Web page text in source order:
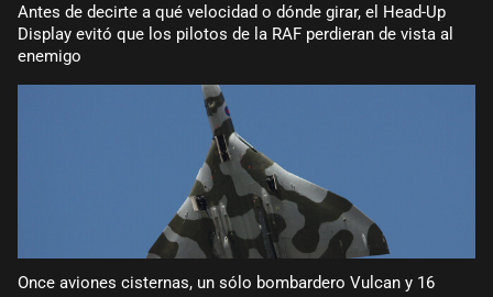
Antes de decirte a qué velocidad o dónde girar, el Head-Up
Display evitó que los pilotos de la RAF perdieran de vista al
enemigo
Once aviones cisternas, un sólo bombardero Vulcan y 16